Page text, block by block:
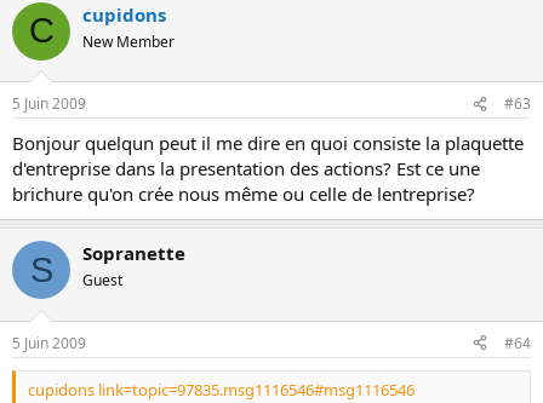
C cupidons
New Member
5 Juin 2009 #63
Bonjour quelqun peut il me dire en quoi consiste la plaquette
d'entreprise dans la presentation des actions? Est ce une
brichure qu'on crée nous même ou celle de lentreprise?
S Sopranette
Guest
5 Juin 2009 #64
cupidons link=topic=97835.msg1116546#msg1116546